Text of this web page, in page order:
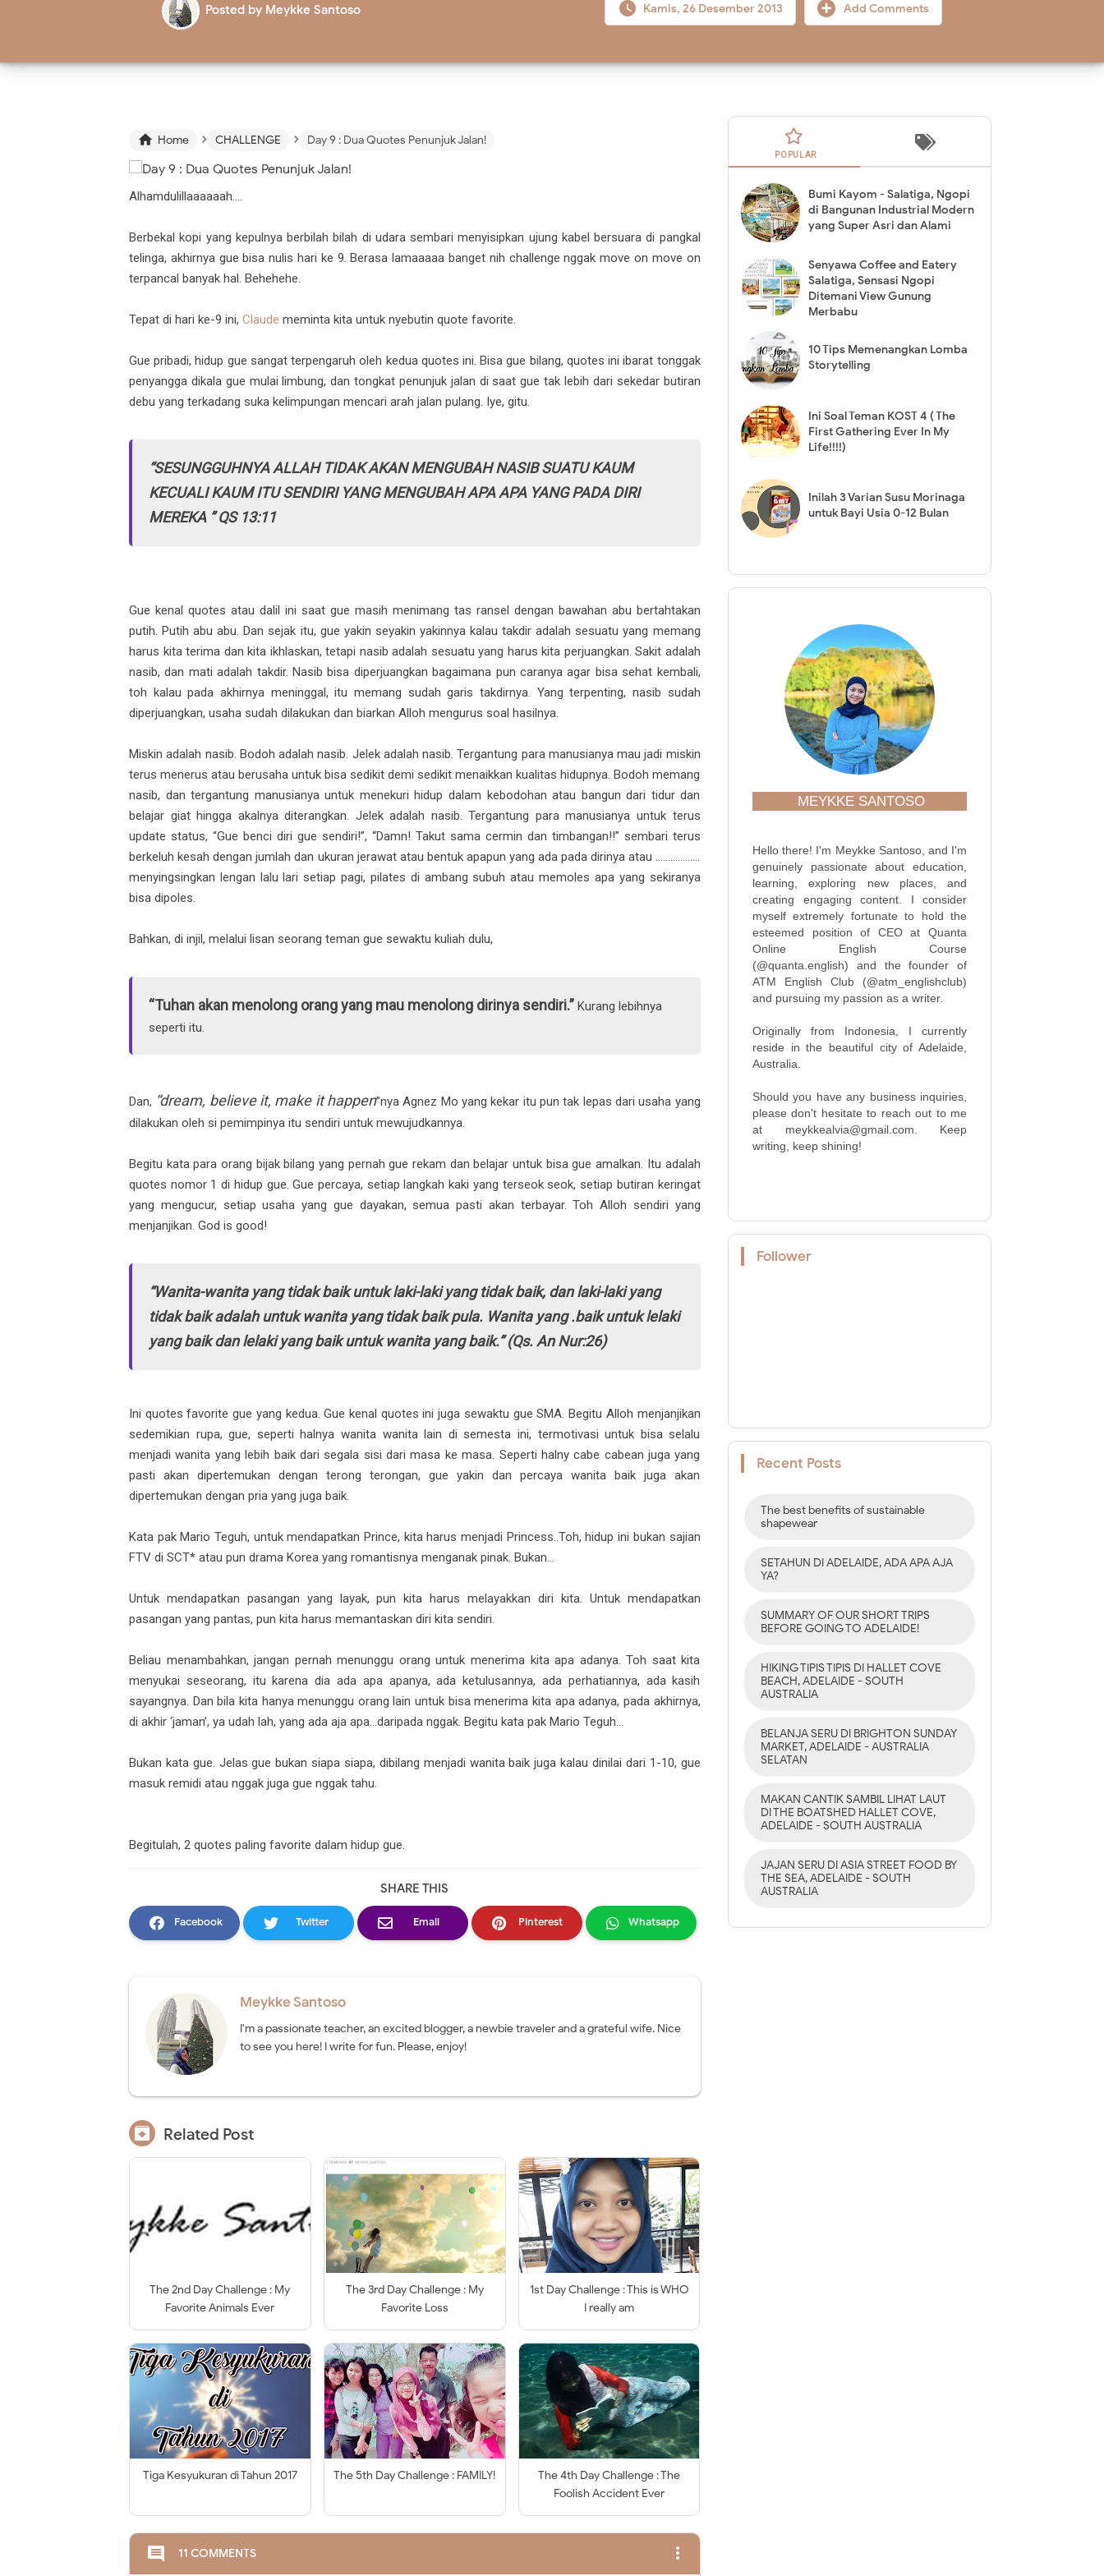
Posted by Meykke Santoso Add Comments
 Kamis, 26 Desember 2013
 Home › CHALLENGE › Day 9 : Dua Quotes Penunjuk Jalan!
Alhamdulillaaaaaah....
Berbekal kopi yang kepulnya berbilah bilah di udara sembari menyisipkan ujung kabel bersuara di pangkal
telinga, akhirnya gue bisa nulis hari ke 9. Berasa lamaaaaa banget nih challenge nggak move on move on
terpancal banyak hal. Behehehe.
Tepat di hari ke-9 ini, Claude meminta kita untuk nyebutin quote favorite.
Gue pribadi, hidup gue sangat terpengaruh oleh kedua quotes ini. Bisa gue bilang, quotes ini ibarat tonggak
penyangga dikala gue mulai limbung, dan tongkat penunjuk jalan di saat gue tak lebih dari sekedar butiran
debu yang terkadang suka kelimpungan mencari arah jalan pulang. Iye, gitu.
“SESUNGGUHNYA ALLAH TIDAK AKAN MENGUBAH NASIB SUATU KAUM
KECUALI KAUM ITU SENDIRI YANG MENGUBAH APA APA YANG PADA DIRI
MEREKA ” QS 13:11
Gue kenal quotes atau dalil ini saat gue masih menimang tas ransel dengan bawahan abu bertahtakan
putih. Putih abu abu. Dan sejak itu, gue yakin seyakin yakinnya kalau takdir adalah sesuatu yang memang
harus kita terima dan kita ikhlaskan, tetapi nasib adalah sesuatu yang harus kita perjuangkan. Sakit adalah
nasib, dan mati adalah takdir. Nasib bisa diperjuangkan bagaimana pun caranya agar bisa sehat kembali,
toh kalau pada akhirnya meninggal, itu memang sudah garis takdirnya. Yang terpenting, nasib sudah
diperjuangkan, usaha sudah dilakukan dan biarkan Alloh mengurus soal hasilnya.
Miskin adalah nasib. Bodoh adalah nasib. Jelek adalah nasib. Tergantung para manusianya mau jadi miskin
terus menerus atau berusaha untuk bisa sedikit demi sedikit menaikkan kualitas hidupnya. Bodoh memang
nasib, dan tergantung manusianya untuk menekuri hidup dalam kebodohan atau bangun dari tidur dan
belajar giat hingga akalnya diterangkan. Jelek adalah nasib. Tergantung para manusianya untuk terus
update status, “Gue benci diri gue sendiri!”, “Damn! Takut sama cermin dan timbangan!!” sembari terus
berkeluh kesah dengan jumlah dan ukuran jerawat atau bentuk apapun yang ada pada dirinya atau ..................
menyingsingkan lengan lalu lari setiap pagi, pilates di ambang subuh atau memoles apa yang sekiranya
bisa dipoles.
Bahkan, di injil, melalui lisan seorang teman gue sewaktu kuliah dulu,
“Tuhan akan menolong orang yang mau menolong dirinya sendiri.” Kurang lebihnya
seperti itu.
Dan, “dream, believe it, make it happen”nya Agnez Mo yang kekar itu pun tak lepas dari usaha yang
dilakukan oleh si pemimpinya itu sendiri untuk mewujudkannya.
Begitu kata para orang bijak bilang yang pernah gue rekam dan belajar untuk bisa gue amalkan. Itu adalah
quotes nomor 1 di hidup gue. Gue percaya, setiap langkah kaki yang terseok seok, setiap butiran keringat
yang mengucur, setiap usaha yang gue dayakan, semua pasti akan terbayar. Toh Alloh sendiri yang
menjanjikan. God is good!
“Wanita-wanita yang tidak baik untuk laki-laki yang tidak baik, dan laki-laki yang
tidak baik adalah untuk wanita yang tidak baik pula. Wanita yang .baik untuk lelaki
yang baik dan lelaki yang baik untuk wanita yang baik.” (Qs. An Nur:26)
Ini quotes favorite gue yang kedua. Gue kenal quotes ini juga sewaktu gue SMA. Begitu Alloh menjanjikan
sedemikian rupa, gue, seperti halnya wanita wanita lain di semesta ini, termotivasi untuk bisa selalu
menjadi wanita yang lebih baik dari segala sisi dari masa ke masa. Seperti halny cabe cabean juga yang
pasti akan dipertemukan dengan terong terongan, gue yakin dan percaya wanita baik juga akan
dipertemukan dengan pria yang juga baik.
Kata pak Mario Teguh, untuk mendapatkan Prince, kita harus menjadi Princess..Toh, hidup ini bukan sajian
FTV di SCT* atau pun drama Korea yang romantisnya menganak pinak. Bukan...
Untuk mendapatkan pasangan yang layak, pun kita harus melayakkan diri kita. Untuk mendapatkan
pasangan yang pantas, pun kita harus memantaskan diri kita sendiri.
Beliau menambahkan, jangan pernah menunggu orang untuk menerima kita apa adanya. Toh saat kita
menyukai seseorang, itu karena dia ada apa apanya, ada ketulusannya, ada perhatiannya, ada kasih
sayangnya. Dan bila kita hanya menunggu orang lain untuk bisa menerima kita apa adanya, pada akhirnya,
di akhir ‘jaman’, ya udah lah, yang ada aja apa...daripada nggak. Begitu kata pak Mario Teguh...
Bukan kata gue. Jelas gue bukan siapa siapa, dibilang menjadi wanita baik juga kalau dinilai dari 1-10, gue
masuk remidi atau nggak juga gue nggak tahu.
Begitulah, 2 quotes paling favorite dalam hidup gue.
SHARE THIS
Facebook Twitter Email Pinterest Whatsapp
Meykke Santoso
I'm a passionate teacher, an excited blogger, a newbie traveler and a grateful wife. Nice
to see you here! I write for fun. Please, enjoy!
 Related Post
The 2nd Day Challenge : My
Favorite Animals Ever
The 3rd Day Challenge : My
Favorite Loss
1st Day Challenge : This is WHO
I really am
Tiga Kesyukuran di Tahun 2017 The 5th Day Challenge : FAMILY!
The 4th Day Challenge : The
Foolish Accident Ever
comment 11 COMMENTS more_vert
POPULAR
Bumi Kayom - Salatiga, Ngopi
di Bangunan Industrial Modern
yang Super Asri dan Alami
Senyawa Coffee and Eatery
Salatiga, Sensasi Ngopi
Ditemani View Gunung
Merbabu
10 Tips Memenangkan Lomba
Storytelling
Ini Soal Teman KOST 4 ( The
First Gathering Ever In My
Life!!!!)
Inilah 3 Varian Susu Morinaga
untuk Bayi Usia 0-12 Bulan
MEYKKE SANTOSO
Hello there! I'm Meykke Santoso, and I'm
genuinely passionate about education,
learning, exploring new places, and
creating engaging content. I consider
myself extremely fortunate to hold the
esteemed position of CEO at Quanta
Online English Course
(@quanta.english) and the founder of
ATM English Club (@atm_englishclub)
and pursuing my passion as a writer.
Originally from Indonesia, I currently
reside in the beautiful city of Adelaide,
Australia.
Should you have any business inquiries,
please don't hesitate to reach out to me
at meykkealvia@gmail.com. Keep
writing, keep shining!
Follower
Recent Posts
The best benefits of sustainable
shapewear
SETAHUN DI ADELAIDE, ADA APA AJA
YA?
SUMMARY OF OUR SHORT TRIPS
BEFORE GOING TO ADELAIDE!
HIKING TIPIS TIPIS DI HALLET COVE
BEACH, ADELAIDE - SOUTH
AUSTRALIA
BELANJA SERU DI BRIGHTON SUNDAY
MARKET, ADELAIDE - AUSTRALIA
SELATAN
MAKAN CANTIK SAMBIL LIHAT LAUT
DI THE BOATSHED HALLET COVE,
ADELAIDE - SOUTH AUSTRALIA
JAJAN SERU DI ASIA STREET FOOD BY
THE SEA, ADELAIDE - SOUTH
AUSTRALIA